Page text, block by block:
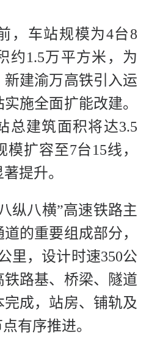
，车站规模为4台8
约1.5万平方米，为
建渝万高铁引入运
施全面扩能改建。
总建筑面积将达3.5
扩容至7台15线，
提升。
纵八横”高速铁路主
的重要组成部分，
里，设计时速350公
铁路基、桥梁、隧道
成，站房、铺轨及
有序推进。